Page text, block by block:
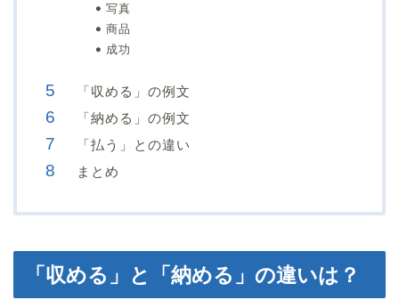
写真
商品
成功
「収める」の例文
「納める」の例文
「払う」との違い
まとめ
「収める」と「納める」の違いは？